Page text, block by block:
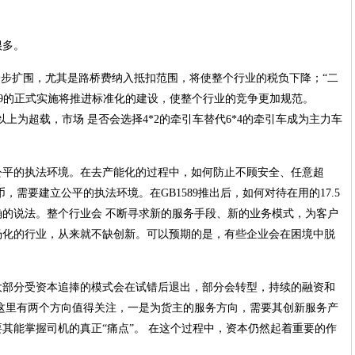
。
围，尤其是路桥费纳入抵扣范围，将使整个行业的税负下降；“二
正式实施将推进标准化的建设，使整个行业的竞争更加规范。
上为超载，市场 是否会选择4*2的牵引车替代6*4的牵引车成为主力车
执法环境。在去产能化的过程中，如何防止不顾安全、任意超
需要建立公平的执法环境。在GB1589推出后，如何对待在用的17.5
说法。整个行业会 不断寻求新的服务手段、新的业务模式，为客户
的行业，从来就不缺创新。可以预期的是，有些企业会在困境中脱
受资本追捧的模式会在试错后退出，部分会转型，持续的融资和
有两个方向值得关注，一是为货主的服务方向，需要其创新服务产
能掌握司机的真正“痛点”。 在这个过程中，资本仍然起着重要的作